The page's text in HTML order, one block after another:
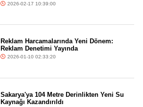
2026-02-17 10:39:00
Reklam Harcamalarında Yeni Dönem:
Reklam Denetimi Yayında
2026-01-10 02:33:20
Sakarya'ya 104 Metre Derinlikten Yeni Su
Kaynağı Kazandırıldı